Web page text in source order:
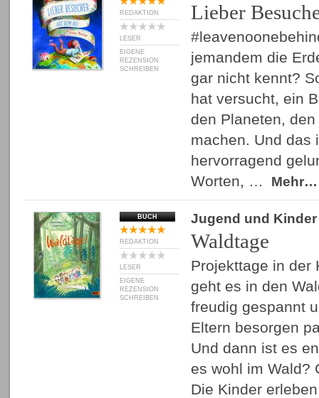
REDAKTION
LESER
EIGENE
REZENSION
SCHREIBEN
Lieber
jemandem die
gar nicht kennt?
hat versucht, ein
den Planeten,
machen. Und das
hervorragend
Worten, …
Mehr…
BUCH
REDAKTION
LESER
EIGENE
REZENSION
SCHREIBEN
Jugend und Kinder
Waldtage
Projekttage in der
geht es in den
freudig gespannt
Eltern besorgen
Und dann ist es
es wohl im Wald?
Die Kinder